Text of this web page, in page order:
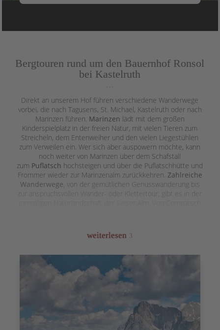
Bergtouren rund um den Bauernhof Ronsol
bei Kastelruth
Direkt an unserem Hof führen verschiedene Wanderwege
vorbei, die nach Tagusens, St. Michael, Kastelruth oder nach
Marinzen führen. Marinzen lädt mit dem großen
Kinderspielplatz in der freien Natur, mit vielen Tieren zum
Streicheln, dem Entenweiher und den vielen Liegestühlen
zum Verweilen ein. Wer sich aber auspowern möchte, kann
noch weiter von Marinzen über dem Schafstall
zum Puflatsch hochsteigen und über die Puflatschhütte und
Frommer wieder zur Marinzenalm zurückkehren. Zahlreiche
Wanderwege, von der gemütlichen Genusswanderung bis
zur anspruchsvollen Wander- oder Klettertour, gibt es in der
Meter Höhe angelangt. Beim Abstieg lohnt sich für erfahrene
Bergwanderer ein kleiner Umweg über die Sesselschwaige
Ihnen nach der anstrengenden Tour eine Abkühlung im
kühlen Nass ermöglicht. Für Kletterer bietet der Santner
verschiedene Kletterrouten bis Schwierigkeitsgrad VII. Dies
rund um Kastelruth bieten. Wer so eine Bergtour nicht auf
eigene Faust unternehmen will, kann sich in Kastelruth oder
Seis am Schlern einer
geführten Berg- oder
anschließen.
weiterlesen